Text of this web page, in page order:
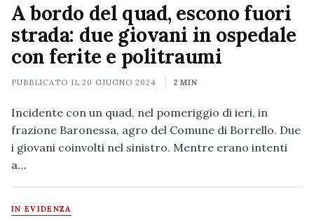
A bordo del quad, escono fuori
strada: due giovani in ospedale
con ferite e politraumi
PUBBLICATO IL20 GIUGNO 2024 2 MIN
Incidente con un quad, nel pomeriggio di ieri, in
frazione Baronessa, agro del Comune di Borrello. Due
i giovani coinvolti nel sinistro. Mentre erano intenti
a…
IN EVIDENZA